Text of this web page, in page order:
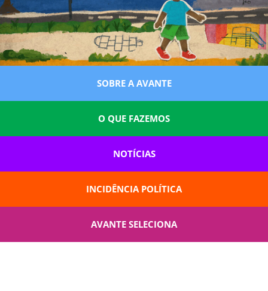
SOBRE A AVANTE
O QUE FAZEMOS
NOTÍCIAS
INCIDÊNCIA POLÍTICA
AVANTE SELECIONA